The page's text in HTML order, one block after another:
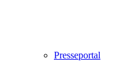
Presseportal